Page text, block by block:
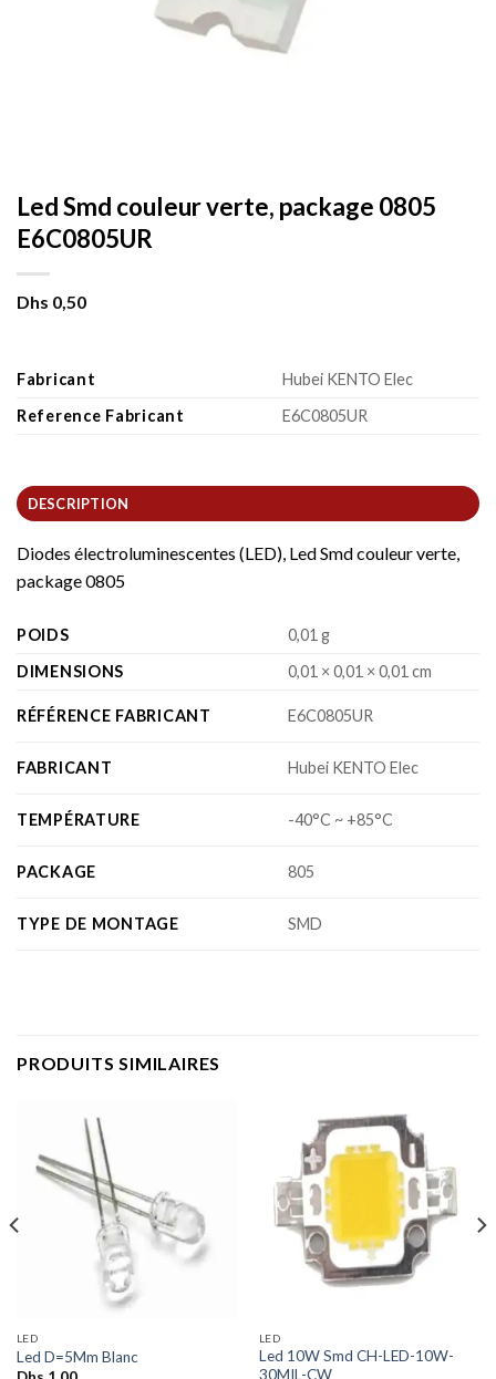
Led Smd couleur verte, package 0805
E6C0805UR
Dhs 0,50
Fabricant
Hubei KENTO Elec
Reference Fabricant
E6C0805UR
DESCRIPTION
Diodes électroluminescentes (LED), Led Smd couleur verte,
package 0805
POIDS
0,01 g
DIMENSIONS
0,01 × 0,01 × 0,01 cm
RÉFÉRENCE FABRICANT E6C0805UR
FABRICANT Hubei KENTO Elec
TEMPÉRATURE -40°C ~ +85°C
PACKAGE 805
TYPE DE MONTAGE SMD
PRODUITS SIMILAIRES
LED
Led D=5Mm Blanc
LED
Led 10W Smd CH-LED-10W-
30MIL-CW